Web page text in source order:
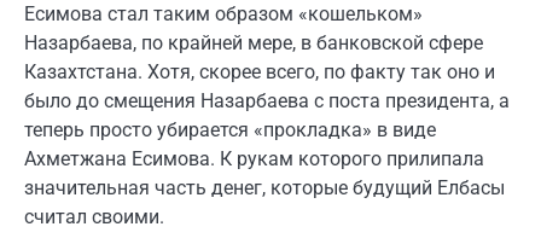
Есимова стал таким образом «кошельком»
Назарбаева, по крайней мере, в банковской сфере
Казахтстана. Хотя, скорее всего, по факту так оно и
было до смещения Назарбаева с поста президента, а
теперь просто убирается «прокладка» в виде
Ахметжана Есимова. К рукам которого прилипала
значительная часть денег, которые будущий Елбасы
считал своими.